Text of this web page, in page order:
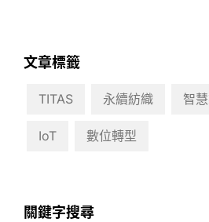
文章標籤
TITAS 永續紡織 智
IoT 數位轉型
關鍵字搜尋